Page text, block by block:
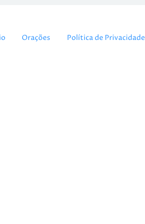
para o conteúdo
Orações Política de Privacidade